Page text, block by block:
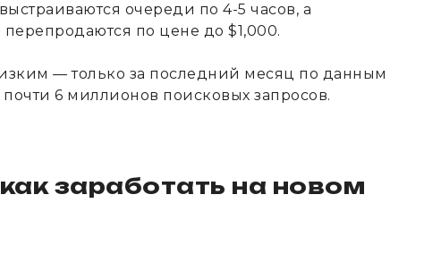
очереди по 4-5 часов, а
по цене до $1,000.
— только за последний месяц по данным
6 миллионов поисковых запросов.
заработать на новом